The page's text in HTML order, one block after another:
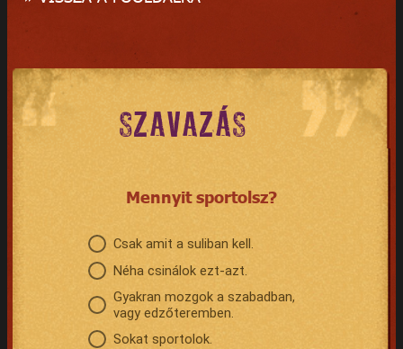
SZAVAZÁS
Mennyit sportolsz?
Csak amit a suliban kell.
Néha csinálok ezt-azt.
Gyakran mozgok a szabadban,
vagy edzőteremben.
Sokat sportolok.